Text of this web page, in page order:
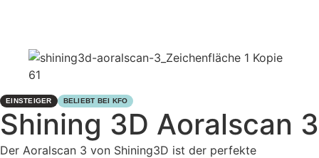
EINSTEIGER BELIEBT BEI KFO
Shining 3D Aoralscan 3
Der Aoralscan 3 von Shining3D ist der perfekte